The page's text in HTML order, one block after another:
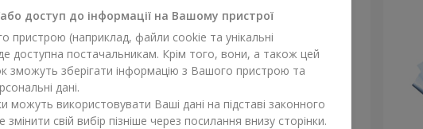
доступ до інформації на Вашому пристрої
пристрою (наприклад, файли cookie та унікальні
доступна постачальникам. Крім того, вони, а також цей
зможуть зберігати інформацію з Вашого пристрою та
дані.
можуть використовувати Ваші дані на підставі законного
свій вибір пізніше через посилання внизу сторінки.